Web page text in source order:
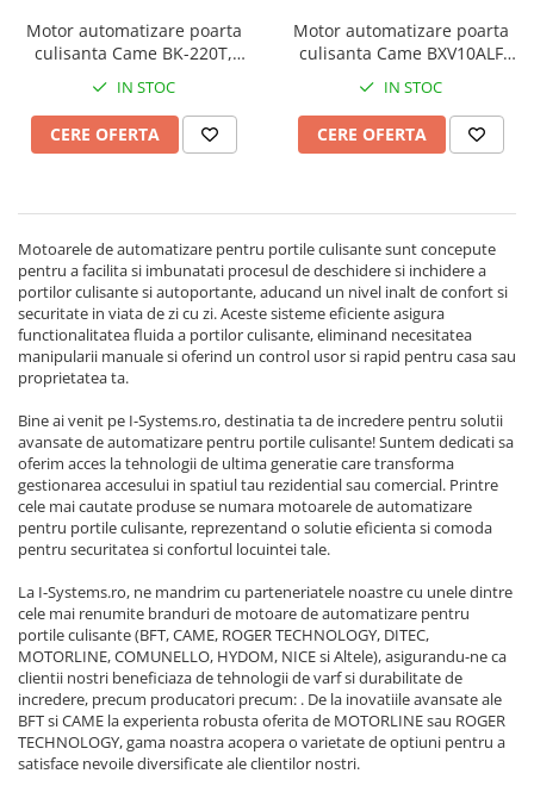
Accesorii Diverse
Lampi Semnalizare
Module de Comanda
Receptoare
Telecomenzi
Sisteme Control Acces & Pontaj
Centrale Control Acces
Cititoare Stand Alone
Turnicheti si Porti Acces
Turnicheti Tripod
Porti Rapide Speed-Gate
Porti Automate Batante
Turnicheti Verticali
Usi Pietonale Automate
Operatori Usi Batante Automate
Accesorii
Electromagneti
Interfoane-Videointerfoane
Videointerfoane
Kit Videointerfoane
Posturi Exterioare
Supraveghere Video
Motor automatizare poarta
culisanta Came BK-220T,
trifazat
IN STOC
CERE OFERTA
Motor automatizare poarta
culisanta Came BXV10ALF
20m/canat, 24Vdc
IN STOC
CERE OFERTA
Motoarele de automatizare pentru portile culisante sunt concepute
pentru a facilita si imbunatati procesul de deschidere si inchidere a
portilor culisante si autoportante, aducand un nivel inalt de confort si
securitate in viata de zi cu zi. Aceste sisteme eficiente asigura
functionalitatea fluida a portilor culisante, eliminand necesitatea
manipularii manuale si oferind un control usor si rapid pentru casa sau
proprietatea ta.
Bine ai venit pe I-Systems.ro, destinatia ta de incredere pentru solutii
avansate de automatizare pentru portile culisante! Suntem dedicati sa
oferim acces la tehnologii de ultima generatie care transforma
gestionarea accesului in spatiul tau rezidential sau comercial. Printre
cele mai cautate produse se numara motoarele de automatizare
pentru portile culisante, reprezentand o solutie eficienta si comoda
pentru securitatea si confortul locuintei tale.
La I-Systems.ro, ne mandrim cu parteneriatele noastre cu unele dintre
cele mai renumite branduri de motoare de automatizare pentru
portile culisante (BFT, CAME, ROGER TECHNOLOGY, DITEC,
MOTORLINE, COMUNELLO, HYDOM, NICE si Altele), asigurandu-ne ca
clientii nostri beneficiaza de tehnologii de varf si durabilitate de
incredere, precum producatori precum: . De la inovatiile avansate ale
BFT si CAME la experienta robusta oferita de MOTORLINE sau ROGER
TECHNOLOGY, gama noastra acopera o varietate de optiuni pentru a
satisface nevoile diversificate ale clientilor nostri.